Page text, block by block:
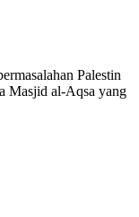
Palestin
Masjid al-Aqsa yang